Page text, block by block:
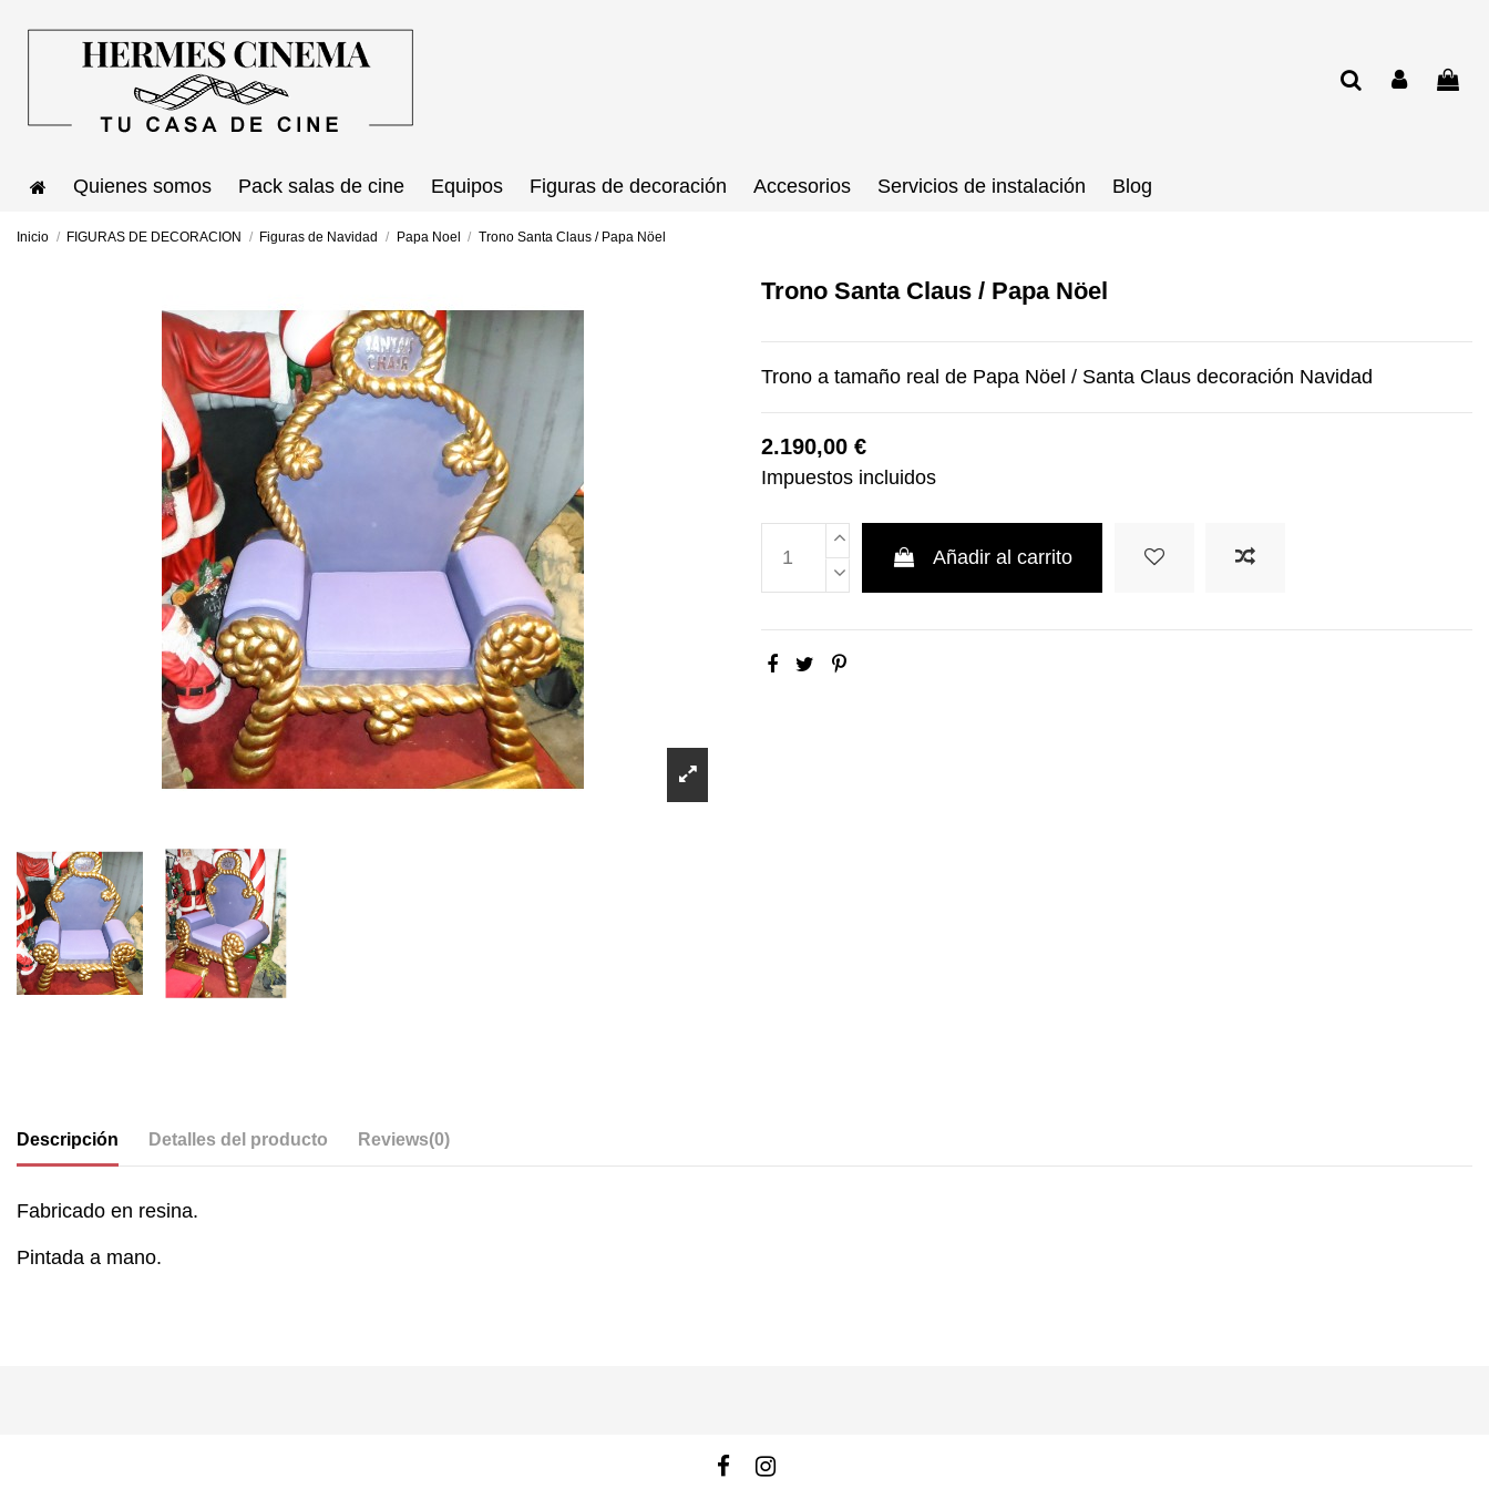
Quienes somos Pack salas de cine Equipos Figuras de decoración Accesorios Servicios de instalación Blog
Inicio FIGURAS DE DECORACION Figuras de Navidad Papa Noel Trono Santa Claus / Papa Nöel
Trono Santa Claus / Papa Nöel
Trono a tamaño real de Papa Nöel / Santa Claus decoración Navidad
2.190,00 €
Impuestos incluidos
Añadir al carrito
Descripción Detalles del producto Reviews(0)
Fabricado en resina.
Pintada a mano.